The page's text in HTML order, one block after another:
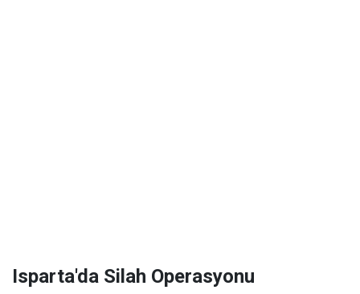
Isparta'da Silah Operasyonu